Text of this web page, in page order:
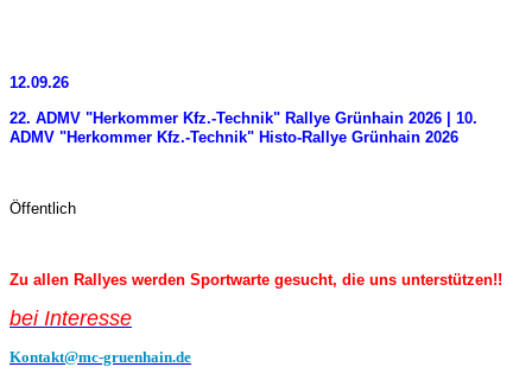
12.09.26
22. ADMV "Herkommer Kfz.-Technik" Rallye Grünhain 2026 | 10.
ADMV "Herkommer Kfz.-Technik" Histo-Rallye Grünhain 2026
Öffentlich
Zu allen Rallyes werden Sportwarte gesucht, die uns unterstützen!!
bei Interesse
Kontakt@mc-gruenhain.de